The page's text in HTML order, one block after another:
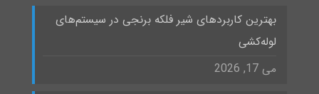
بهترین کاربردهای شیر فلکه برنجی در سیستم‌های
لوله‌کشی
می 17, 2026